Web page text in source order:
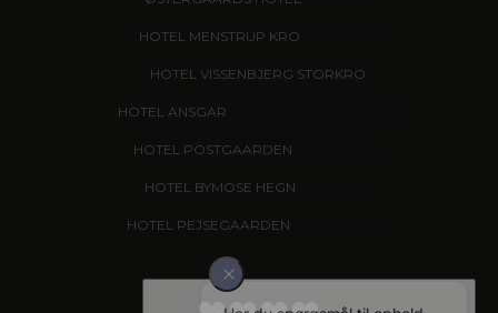
HOTEL MENSTRUP KRO
HOTEL VISSENBJERG STORKRO
HOTEL ANSGAR
HOTEL POSTGAARDEN
HOTEL BYMOSE HEGN
HOTEL PEJSEGAARDEN